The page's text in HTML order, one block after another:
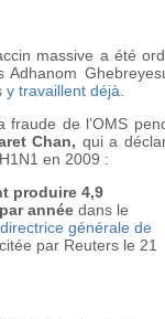
massive a été
Adhanom
y travaillent déjà.
de l’OMS
Chan, qui a
en 2009 :
produire 4,9
année dans le
générale de
par Reuters le 21